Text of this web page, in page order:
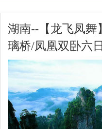
湖南--【龙飞凤舞
璃桥/凤凰双卧六